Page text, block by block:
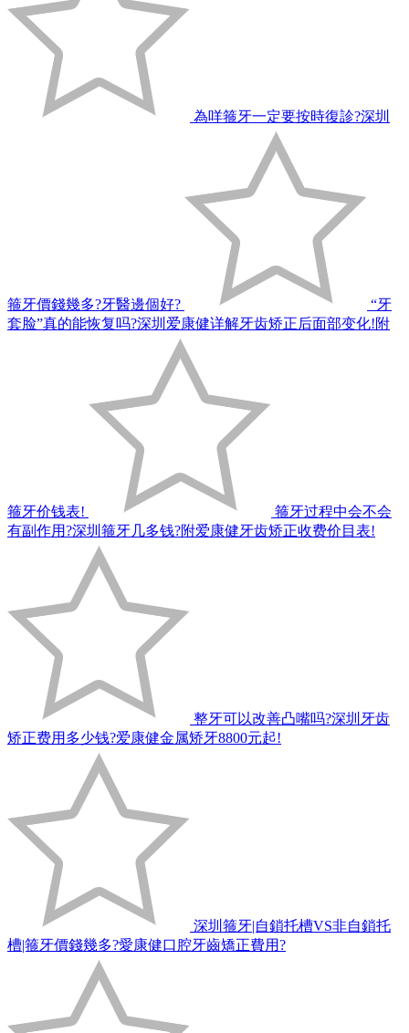
為咩箍牙一定要按時復診?深圳
箍牙價錢幾多?牙醫邊個好?
“牙
套脸”真的能恢复吗?深圳爱康健详解牙齿矫正后面部变化!附
箍牙价钱表!
箍牙过程中会不会
有副作用?深圳箍牙几多钱?附爱康健牙齿矫正收费价目表!
整牙可以改善凸嘴吗?深圳牙齿
矫正费用多少钱?爱康健金属矫牙8800元起!
深圳箍牙|自鎖托槽VS非自鎖托
槽|箍牙價錢幾多?愛康健口腔牙齒矯正費用?